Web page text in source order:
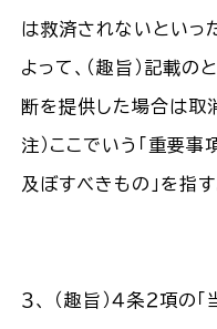
は救済されないといっ
よって、（趣旨）記載
断を提供した場合は取
注）ここでいう「重要
及ぼすべきもの」を指す
３、 （趣旨）４条２項